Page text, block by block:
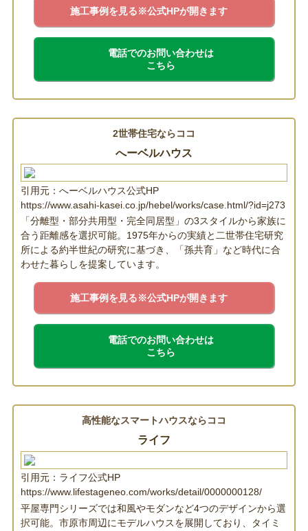
施工事例を見る※公式HPが開きます
電話でのお問い合わせは
こちら
2世帯住宅ならココ
へーベルハウス
引用元：へーベルハウス公式HP
https://www.asahi-kasei.co.jp/hebel/works/case.html/?id=j273
「分離型・部分共用型・完全同居型」の3スタイルから家族に
合う距離感を選択可能。1975年からの実績と二世帯住宅研究
所による約半世紀の研究に基づき、「孫共育」など時代に合
わせた暮らしを提案しています。
施工事例を見る※公式HPが開きます
電話でのお問い合わせは
こちら
高性能なスマートハウスならココ
ライフ
引用元：ライフ公式HP
https://www.lifestageneo.com/works/detail/0000000128/
平屋専門シリーズでは和風やモダンなど4つのデザインから選
択可能。市原市周辺にモデルハウスを展開しており、タイミ